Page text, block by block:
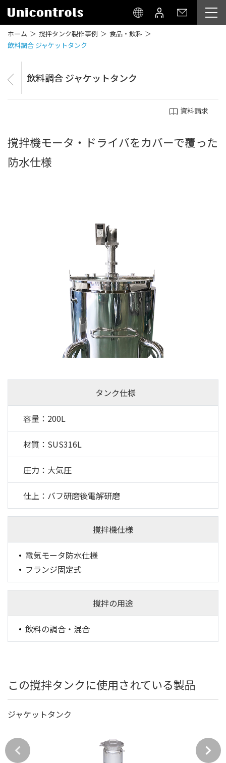
ホーム 撹拌タンク製作事例
食品・飲料
飲料調合 ジャケットタンク
飲料調合 ジャケットタンク
資料請求
撹拌機モータ・ドライバをカバーで覆った
防水仕様
タンク仕様
容量：200L
材質：SUS316L
圧力：大気圧
仕上：バフ研磨後電解研磨
撹拌機仕様
電気モータ防水仕様
フランジ固定式
撹拌の用途
飲料の調合・混合
この撹拌タンクに使用されている製品
ジャケットタンク